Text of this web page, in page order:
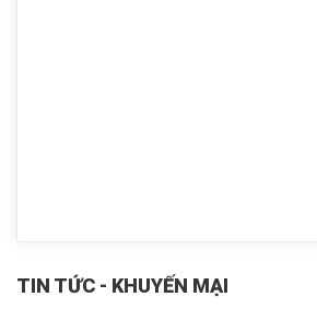
TIN TỨC - KHUYẾN MẠI